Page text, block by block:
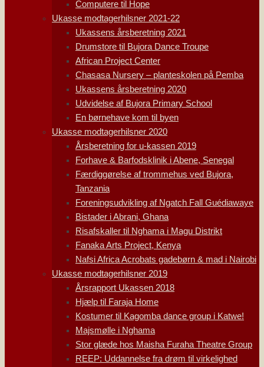
Computere til Hope
Ukasse modtagerhilsner 2021-22
Ukassens årsberetning 2021
Drumstore til Bujora Dance Troupe
African Project Center
Chasasa Nursery – planteskolen på Pemba
Ukassens årsberetning 2020
Udvidelse af Bujora Primary School
En børnehave kom til byen
Ukasse modtagerhilsner 2020
Årsberetning for u-kassen 2019
Forhave & Barfodsklinik i Abene, Senegal
Færdiggørelse af trommehus ved Bujora,
Tanzania
Foreningsudvikling af Ngatch Fall Guédiawaye
Bistader i Abrani, Ghana
Risafskaller til Nghama i Magu Distrikt
Fanaka Arts Project, Kenya
Nafsi Africa Acrobats gadebørn & mad i Nairobi
Ukasse modtagerhilsner 2019
Årsrapport Ukassen 2018
Hjælp til Faraja Home
Kostumer til Kagomba dance group i Katwe!
Majsmølle i Nghama
Stor glæde hos Maisha Furaha Theatre Group
REEP: Uddannelse fra drøm til virkelighed